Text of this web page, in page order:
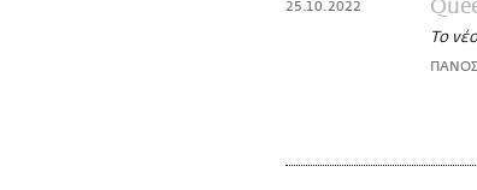
25.10.2022
Το